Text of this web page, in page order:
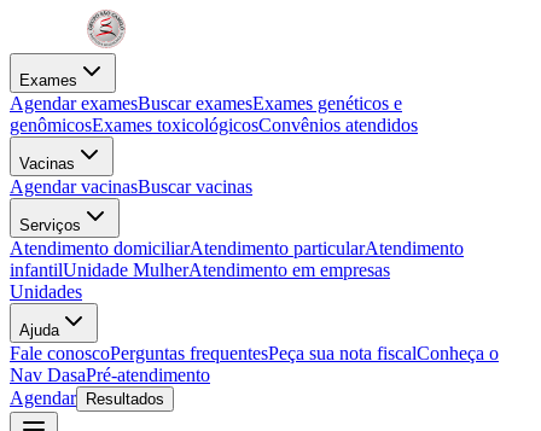
Exames
Agendar examesBuscar examesExames genéticos e
genômicosExames toxicológicosConvênios atendidos
Vacinas
Agendar vacinasBuscar vacinas
Serviços
Atendimento domiciliarAtendimento particularAtendimento
infantilUnidade MulherAtendimento em empresas
Unidades
Ajuda
Fale conoscoPerguntas frequentesPeça sua nota fiscalConheça o
Nav DasaPré-atendimento
Agendar
Resultados